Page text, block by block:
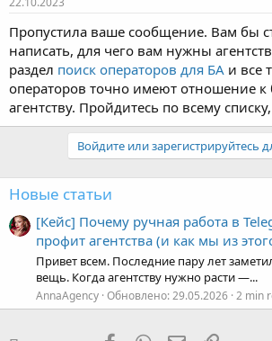
Пропустила ваше сообщение. Вам бы
написать, для чего вам нужны
разделпоиск операторов для БАи все
операторов точно имеют отношение к
агентству. Пройдитесь по всему списку,
Войдите или зарегистрируйтесь
[Кейс] Почему ручная работа в
профит агентства (и как мы из
Привет всем. Последние пару лет
вещь. Когда агентству нужно расти —...
AnnaAgency Обновлено:29.05.2026